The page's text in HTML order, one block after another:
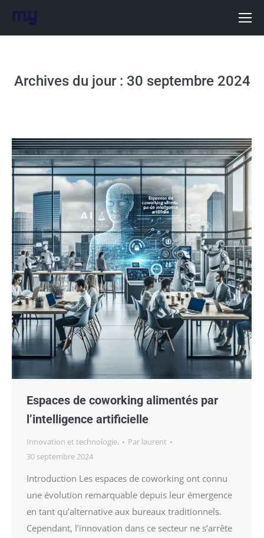
Archives du jour : 30 septembre 2024
Espaces de coworking alimentés par
l’intelligence artificielle
Innovation et technologie, Par laurent
30 septembre 2024
Introduction Les espaces de coworking ont connu
une évolution remarquable depuis leur émergence
en tant qu’alternative aux bureaux traditionnels.
Cependant, l’innovation dans ce secteur ne s’arrête